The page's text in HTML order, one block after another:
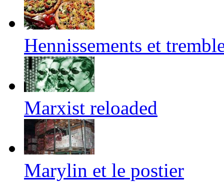
Hennissements et
Marxist reloaded
Marylin et le postier